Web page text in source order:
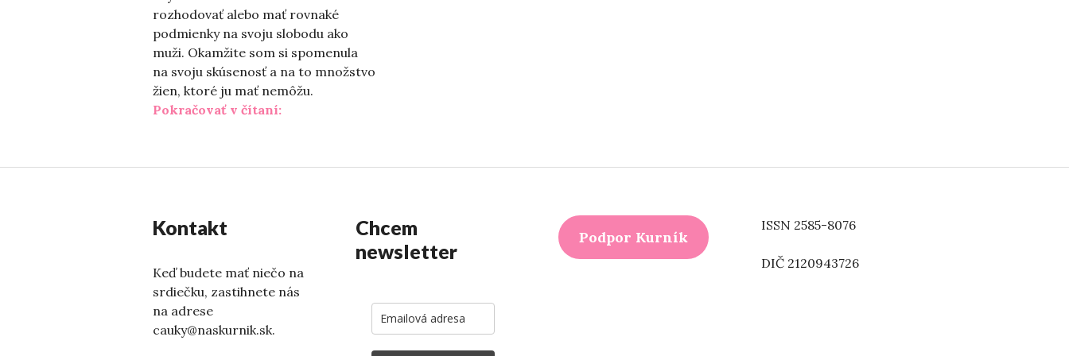
rozhodovať alebo mať rovnaké
podmienky na svoju slobodu ako
muži. Okamžite som si spomenula
na svoju skúsenosť a na to množstvo
žien, ktoré ju mať nemôžu.
Pokračovať v čítaní:„Tie veľké rozhodnutia“
Kontakt
Keď budete mať niečo na
srdiečku, zastihnete nás
na adrese
cauky@naskurnik.sk.
Chcem
newsletter
Podpor Kurník
ISSN 2585-8076
DIČ 2120943726